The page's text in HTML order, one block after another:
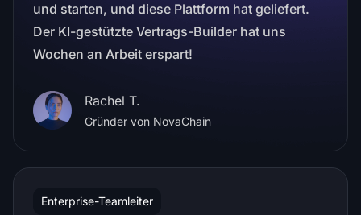
und starten, und diese Plattform hat geliefert.
Der KI-gestützte Vertrags-Builder hat uns
Wochen an Arbeit erspart!
Rachel T.
Gründer von NovaChain
Enterprise-Teamleiter